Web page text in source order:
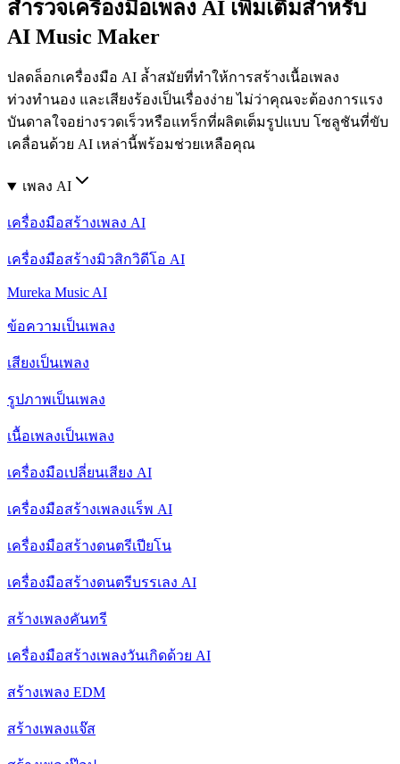
สำรวจเครื่องมือเพลง AI เพิ่มเติมสำหรับ
AI Music Maker
ปลดล็อกเครื่องมือ AI ล้ำสมัยที่ทำให้การสร้างเนื้อเพลง
ท่วงทำนอง และเสียงร้องเป็นเรื่องง่าย ไม่ว่าคุณจะต้องการแรง
บันดาลใจอย่างรวดเร็วหรือแทร็กที่ผลิตเต็มรูปแบบ โซลูชันที่ขับ
เคลื่อนด้วย AI เหล่านี้พร้อมช่วยเหลือคุณ
เพลง AI
เครื่องมือสร้างเพลง AI
เครื่องมือสร้างมิวสิกวิดีโอ AI
Mureka Music AI
ข้อความเป็นเพลง
เสียงเป็นเพลง
รูปภาพเป็นเพลง
เนื้อเพลงเป็นเพลง
เครื่องมือเปลี่ยนเสียง AI
เครื่องมือสร้างเพลงแร็พ AI
เครื่องมือสร้างดนตรีเปียโน
เครื่องมือสร้างดนตรีบรรเลง AI
สร้างเพลงคันทรี
เครื่องมือสร้างเพลงวันเกิดด้วย AI
สร้างเพลง EDM
สร้างเพลงแจ๊ส